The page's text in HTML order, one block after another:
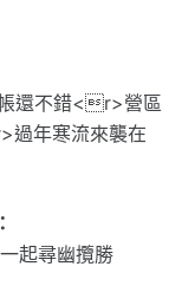
還不錯<r>營區
過年寒流來襲在
起尋幽攬勝